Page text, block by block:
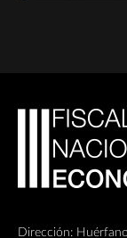
Dirección: